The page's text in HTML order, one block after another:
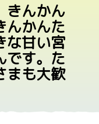
きんかん
んかんた
な甘い宮
です。た
まも大歓